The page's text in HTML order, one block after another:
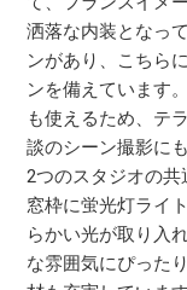
洒落な内装となっ
ンがあり、こちら
ンを備えています
も使えるため、テ
談のシーン撮影に
2つのスタジオの
窓枠に蛍光灯ライ
らかい光が取り入
な雰囲気にぴった